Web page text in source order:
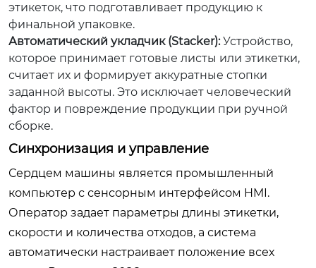
этикеток, что подготавливает продукцию к
финальной упаковке.
Автоматический укладчик (Stacker):Устройство,
которое принимает готовые листы или этикетки,
считает их и формирует аккуратные стопки
заданной высоты. Это исключает человеческий
фактор и повреждение продукции при ручной
сборке.
Синхронизация и управление
Сердцем машины является промышленный
компьютер с сенсорным интерфейсом HMI.
Оператор задает параметры длины этикетки,
скорости и количества отходов, а система
автоматически настраивает положение всех